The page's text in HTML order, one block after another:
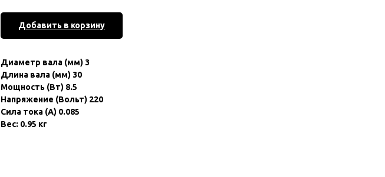
Добавить в корзину
Диаметр вала (мм) 3
Длина вала (мм) 30
Мощность (Вт) 8.5
Напряжение (Вольт) 220
Сила тока (А) 0.085
Вес: 0.95 кг